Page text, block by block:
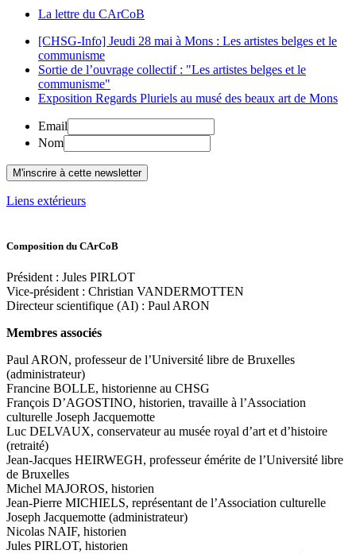
La lettre du CArCoB
[CHSG-Info] Jeudi 28 mai à Mons : Les artistes belges et le
communisme
Sortie de l’ouvrage collectif : "Les artistes belges et le
communisme"
Exposition Regards Pluriels au musé des beaux art de Mons
Email
Nom
Liens extérieurs
Composition du CArCoB
Président : Jules PIRLOT
Vice-président : Christian VANDERMOTTEN
Directeur scientifique (AI) : Paul ARON
Membres associés
Paul ARON, professeur de l’Université libre de Bruxelles
(administrateur)
Francine BOLLE, historienne au CHSG
François D’AGOSTINO, historien, travaille à l’Association
culturelle Joseph Jacquemotte
Luc DELVAUX, conservateur au musée royal d’art et d’histoire
(retraité)
Jean-Jacques HEIRWEGH, professeur émérite de l’Université libre
de Bruxelles
Michel MAJOROS, historien
Jean-Pierre MICHIELS, représentant de l’Association culturelle
Joseph Jacquemotte (administrateur)
Nicolas NAIF, historien
Jules PIRLOT, historien